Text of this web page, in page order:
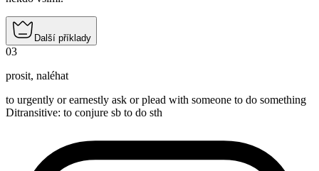
Další příklady
03
prosit, naléhat
to urgently or earnestly ask or plead with someone to do something
Ditransitive: to conjure sb to do sth